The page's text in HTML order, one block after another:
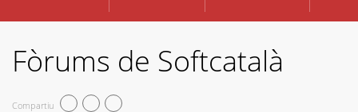
Fòrums de Softcatalà
Compartiu